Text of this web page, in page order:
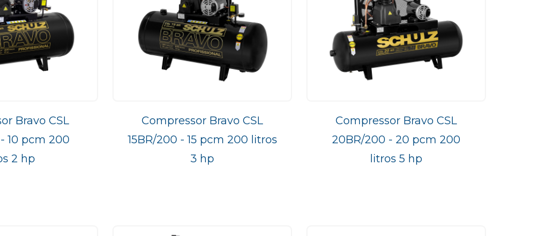
Bravo CSL
10 pcm 200
2 hp
Compressor Bravo CSL
15BR/200 - 15 pcm 200 litros
3 hp
Compressor Bravo CSL
20BR/200 - 20 pcm 200
litros 5 hp